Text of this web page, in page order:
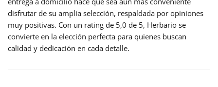
disfrutar de su amplia selección, respaldada por opiniones
muy positivas. Con un rating de 5,0 de 5, Herbario se
convierte en la elección perfecta para quienes buscan
calidad y dedicación en cada detalle.